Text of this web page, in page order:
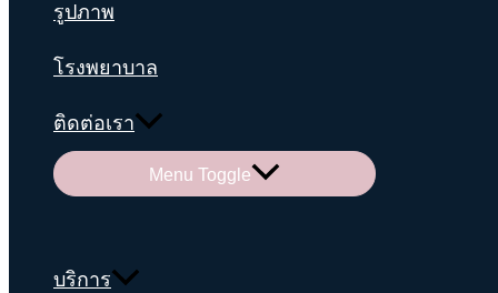
รูปภาพ
โรงพยาบาล
ติดต่อเรา
Menu Toggle
บริการ